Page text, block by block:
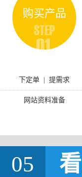
购买产品
下定单 | 提需求
网站资料准备
05 看